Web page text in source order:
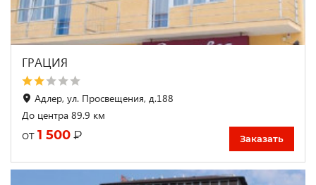
ГРАЦИЯ
Адлер, ул. Просвещения, д.188
До центра 89.9 км
от 1 500 ₽ Заказать